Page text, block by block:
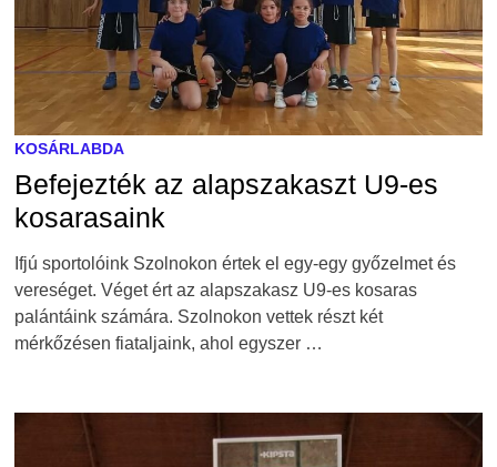
KOSÁRLABDA
Befejezték az alapszakaszt U9-es
kosarasaink
Ifjú sportolóink Szolnokon értek el egy-egy győzelmet és
vereséget. Véget ért az alapszakasz U9-es kosaras
palántáink számára. Szolnokon vettek részt két
mérkőzésen fiataljaink, ahol egyszer …